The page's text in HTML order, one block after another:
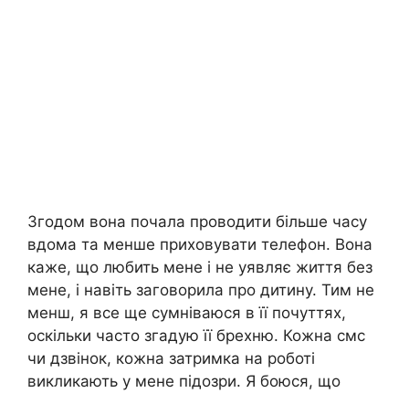
Згодом вона почала проводити більше часу
вдома та менше приховувати телефон. Вона
каже, що любить мене і не уявляє життя без
мене, і навіть заговорила про дитину. Тим не
менш, я все ще сумніваюся в її почуттях,
оскільки часто згадую її брехню. Кожна смс
чи дзвінок, кожна затримка на роботі
викликають у мене підозри. Я боюся, що